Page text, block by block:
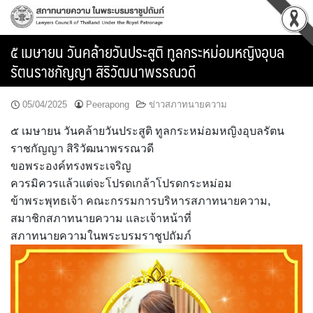
Skip
๕ เมษายน วันคล้ายวันประสูติ ทูลกระหม่อมหญิงอุบล
รัตนราชกัญญา สิริวัฒนาพรรณวดี
05/04/2025 Peerapong ข่าวสภาทนายความ
๕ เมษายน วันคล้ายวันประสูติ ทูลกระหม่อมหญิงอุบลรัตน
ราชกัญญา สิริวัฒนาพรรณวดี
ขอพระองค์ทรงพระเจริญ
ควรมิควรแล้วแต่จะโปรดเกล้าโปรดกระหม่อม
ข้าพระพุทธเจ้า คณะกรรมการบริหารสภาทนายความ,
สมาชิกสภาทนายความ และเจ้าหน้าที่
สภาทนายความในพระบรมราชูปถัมภ์